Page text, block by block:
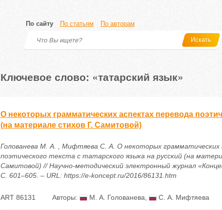
По сайту По статьям По авторам
Искать
Ключевое слово: «татарский язык»
О некоторых грамматических аспектах перевода
(на материале стихов Г. Самитовой)
Голованева М. А. , Мифтяева С. А. О некоторых грамматических
поэтического текста с татарского языка на русский (на
Самитовой) // Научно-методический электронный журнал
С. 601–605. – URL: https://e-koncept.ru/2016/86131.htm
ART 86131 Авторы: М. А. Голованева С. А. Мифтяева